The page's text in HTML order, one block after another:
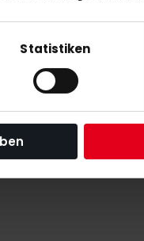
Statistiken
€
M L